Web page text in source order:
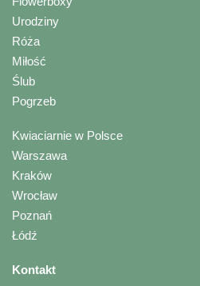
Urodziny
Róża
Miłość
Ślub
Pogrzeb
Kwiaciarnie w Polsce
Warszawa
Kraków
Wrocław
Poznań
Łódź
Kontakt